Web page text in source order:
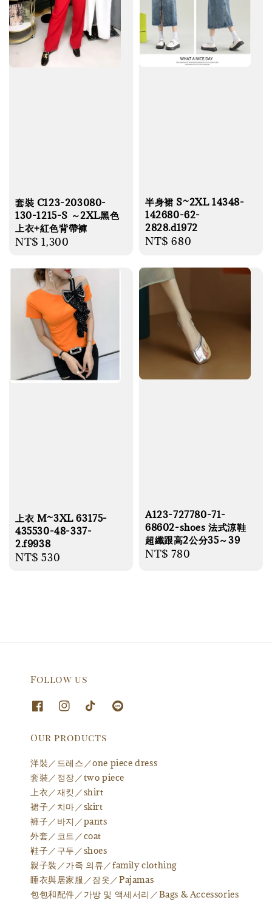
套裝 C123-203080-
130-1215-S ～2XL黑色
上衣+紅色背帶褲
Regular
NT$ 1,300
半身裙 S~2XL 14348-
142680-62-
2828.d1972
Regular
NT$ 680
上衣 M~3XL 63175-
435530-48-337-
2.f9938
Regular
NT$ 530
A123-727780-71-
68602-shoes 法式涼鞋
超纖跟高2公分35～39
Regular
NT$ 780
Follow us
Our products
洋裝／드레스／one piece dress
套裝／정장／two piece
上衣／재킷／shirt
裙子／치마／skirt
褲子／바지／pants
外套／코트／coat
鞋子／구두／shoes
親子裝／가족 의류／family clothing
睡衣與居家服／잠옷／Pajamas
包包和配件／가방 및 액세서리／Bags & Accessories